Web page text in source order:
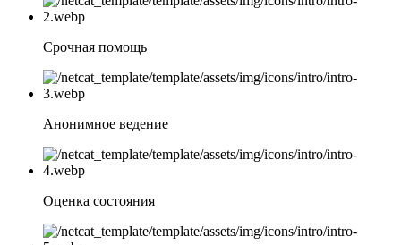
Срочная помощь
Анонимное ведение
Оценка состояния